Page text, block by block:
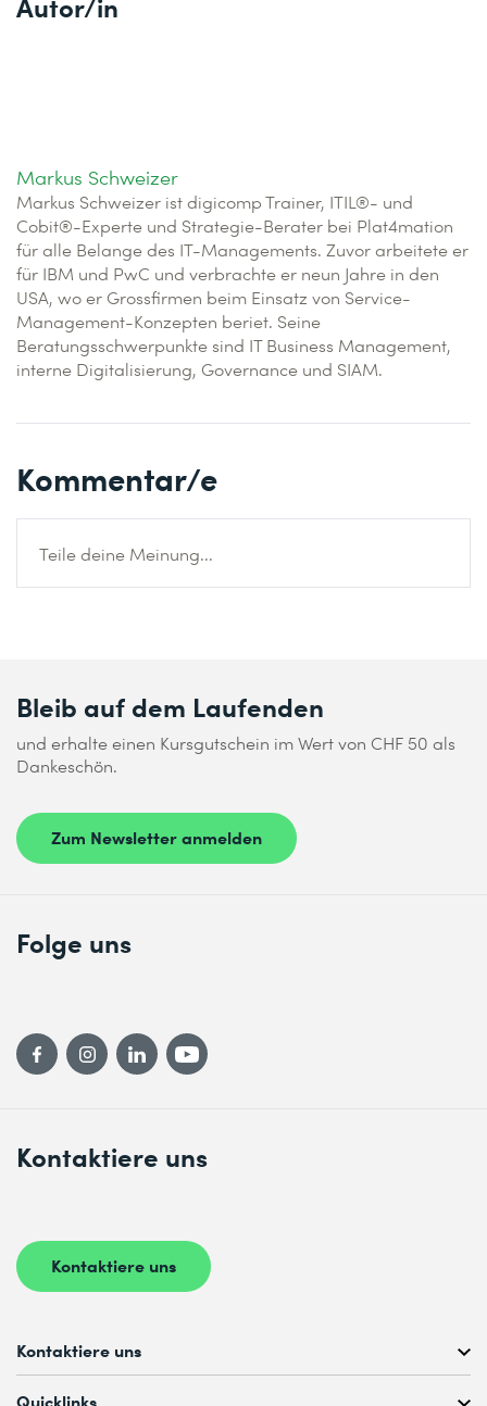
Markus Schweizer
Markus Schweizer ist digicomp Trainer, ITIL®- und
Cobit®-Experte und Strategie-Berater bei Plat4mation
für alle Belange des IT-Managements. Zuvor arbeitete er
für IBM und PwC und verbrachte er neun Jahre in den
USA, wo er Grossfirmen beim Einsatz von Service-
Management-Konzepten beriet. Seine
Beratungsschwerpunkte sind IT Business Management,
interne Digitalisierung, Governance und SIAM.
Kommentar/e
Teile deine Meinung...
Bleib auf dem Laufenden
und erhalte einen Kursgutschein im Wert von CHF 50 als
Dankeschön.
Zum Newsletter anmelden
Kontaktiere uns
Kontaktiere uns
Folge uns
Kontaktiere uns
Kostenlose Kursberatung unter
Quicklinks